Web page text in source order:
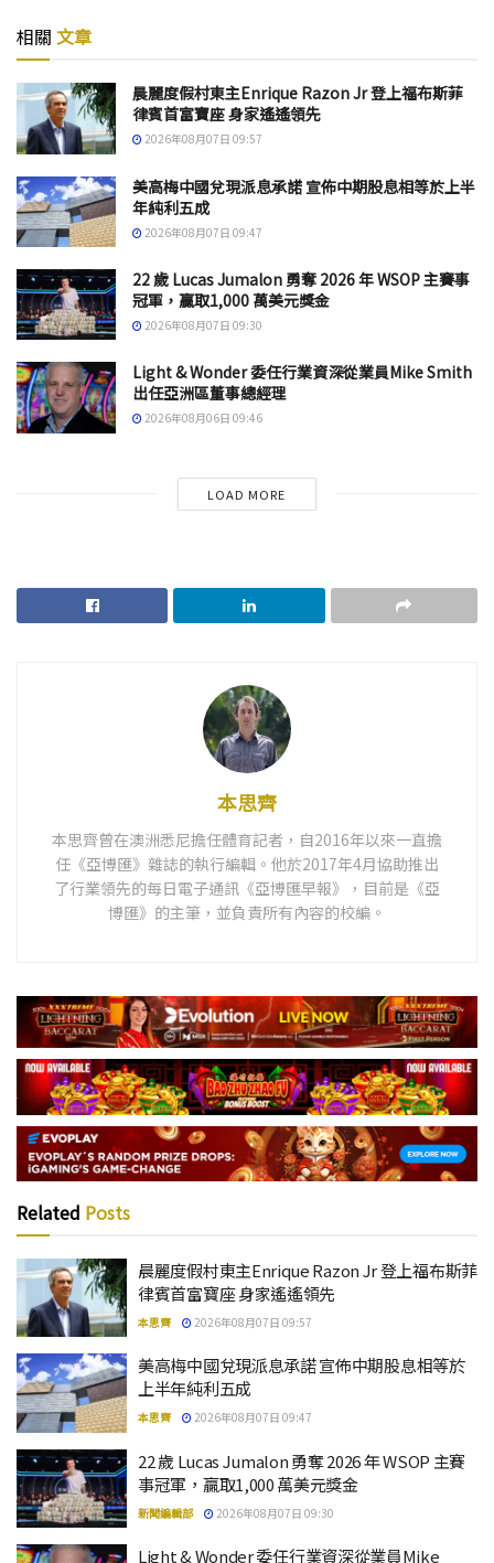
相關 文章
晨麗度假村東主Enrique Razon Jr 登上福布斯菲
律賓首富寶座 身家遙遙領先
2026年08月07日 09:57
美高梅中國兌現派息承諾 宣佈中期股息相等於上半
年純利五成
2026年08月07日 09:47
22 歲 Lucas Jumalon 勇奪 2026 年 WSOP 主賽事
冠軍，贏取1,000 萬美元獎金
2026年08月07日 09:30
Light & Wonder 委任行業資深從業員Mike Smith
出任亞洲區董事總經理
2026年08月06日 09:46
LOAD MORE
本思齊
本思齊曾在澳洲悉尼擔任體育記者，自2016年以來一直擔
任《亞博匯》雜誌的執行編輯。他於2017年4月協助推出
了行業領先的每日電子通訊《亞博匯早報》，目前是《亞
博匯》的主筆，並負責所有內容的校編。
Related Posts
晨麗度假村東主Enrique Razon Jr 登上福布斯菲
律賓首富寶座 身家遙遙領先
本思齊 2026年08月07日 09:57
美高梅中國兌現派息承諾 宣佈中期股息相等於
上半年純利五成
本思齊 2026年08月07日 09:47
22 歲 Lucas Jumalon 勇奪 2026 年 WSOP 主賽
事冠軍，贏取1,000 萬美元獎金
新聞編輯部 2026年08月07日 09:30
Light & Wonder 委任行業資深從業員Mike